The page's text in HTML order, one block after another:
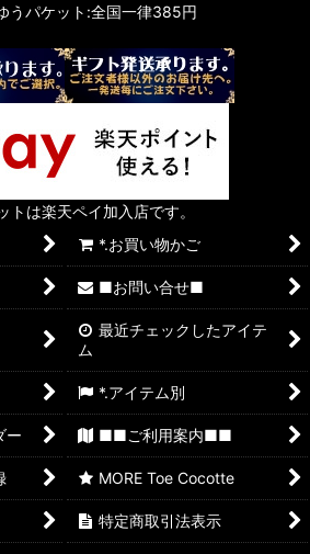
うパケット:全国一律385円
トは楽天ペイ加入店です。
*.お買い物かご
■お問い合せ■
最近チェックしたアイテ
ム
*.アイテム別
ー ■■ご利用案内■■
MORE Toe Cocotte
特定商取引法表示